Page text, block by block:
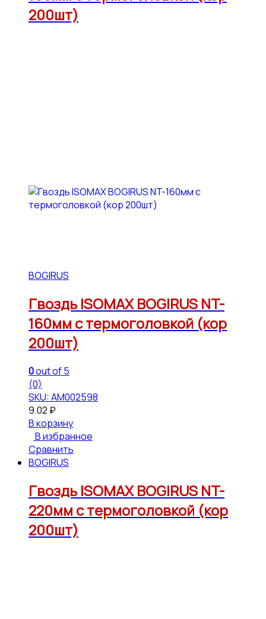
200шт)
BOGIRUS
Гвоздь ISOMAX BOGIRUS NT-
160мм с термоголовкой (кор
200шт)
0out of 5
(0)
SKU: АМ002598
9.02 ₽
В корзину
В избранное
Сравнить
BOGIRUS
Гвоздь ISOMAX BOGIRUS NT-
220мм с термоголовкой (кор
200шт)